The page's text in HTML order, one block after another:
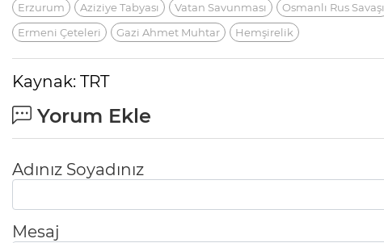
Erzurum Aziziye Tabyası Vatan Savunması Osmanlı Rus Savaşı
Ermeni Çeteleri
Gazi Ahmet Muhtar Hemşirelik
Kaynak: TRT
Yorum Ekle
Adınız Soyadınız
Mesaj